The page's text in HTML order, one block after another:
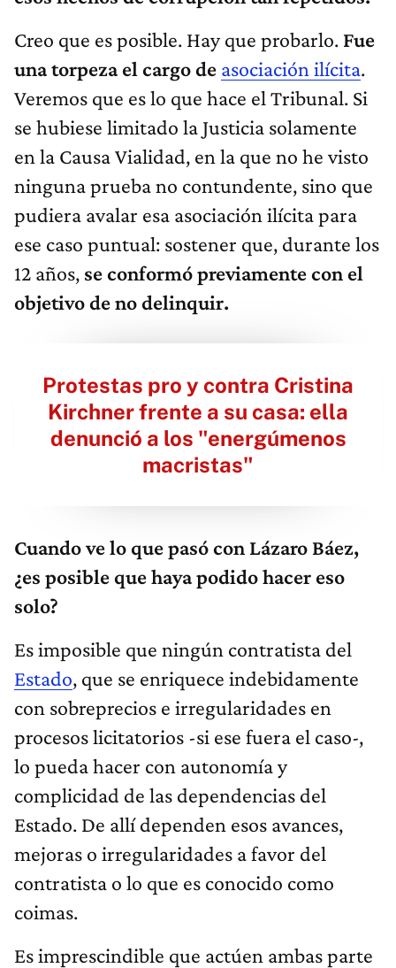
Creo que es posible. Hay que probarlo. Fue
una torpeza el cargo de asociación ilícita.
Veremos que es lo que hace el Tribunal. Si
se hubiese limitado la Justicia solamente
en la Causa Vialidad, en la que no he visto
ninguna prueba no contundente, sino que
pudiera avalar esa asociación ilícita para
ese caso puntual: sostener que, durante los
12 años, se conformó previamente con el
objetivo de no delinquir.
Protestas pro y contra Cristina
Kirchner frente a su casa: ella
denunció a los "energúmenos
macristas"
Cuando ve lo que pasó con Lázaro Báez,
¿es posible que haya podido hacer eso
solo?
Es imposible que ningún contratista del
Estado, que se enriquece indebidamente
con sobreprecios e irregularidades en
procesos licitatorios -si ese fuera el caso-,
lo pueda hacer con autonomía y
complicidad de las dependencias del
Estado. De allí dependen esos avances,
mejoras o irregularidades a favor del
contratista o lo que es conocido como
coimas.
Es imprescindible que actúen ambas parte